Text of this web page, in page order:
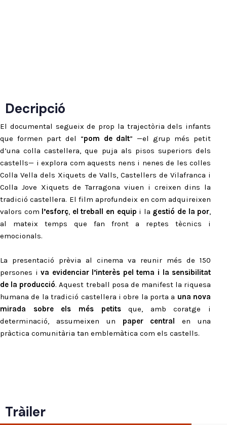
Decripció
El documental segueix de prop la trajectòria dels infants
que formen part del “pom de dalt” —el grup més petit
d’una colla castellera, que puja als pisos superiors dels
castells— i explora com aquests nens i nenes de les colles
Colla Vella dels Xiquets de Valls, Castellers de Vilafranca i
Colla Jove Xiquets de Tarragona viuen i creixen dins la
tradició castellera. El film aprofundeix en com adquireixen
valors com l’esforç el treball en equip i la gestió de la por
al mateix temps que fan front a reptes tècnics i
emocionals.
La presentació prèvia al cinema va reunir més de 150
persones iva evidenciar l’interès pel tema i la sensibilitat
de la producció. Aquest treball posa de manifest la riquesa
humana de la tradició castellera i obre la porta a una nova
mirada sobre els més petitsque, amb coratge i
determinació, assumeixen un paper central en una
pràctica comunitària tan emblemàtica com els castells.
Tràiler